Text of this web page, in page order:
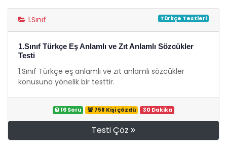
1.Sınıf Türkçe Testleri
1.Sınıf Türkçe Eş Anlamlı ve Zıt Anlamlı Sözcükler
Testi
1.Sınıf Türkçe eş anlamlı ve zıt anlamlı sözcükler
konusuna yönelik bir testtir.
16 Soru 758 Kişi çözdü 30 Dakika
Testi Çöz